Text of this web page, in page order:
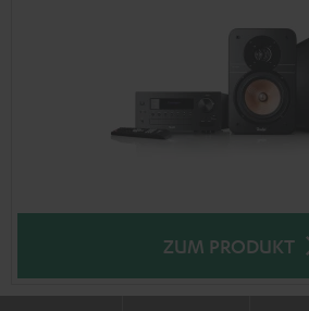
ZUM PRODUKT